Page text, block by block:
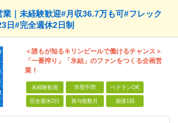
｜未経験歓迎#月収36.7万も可#フレック
日#完全週休2日制
＜誰もが知るキリンビールで働けるチャンス＞
「一番搾り」「氷結」のファンをつくる企画営
業！
未経験歓迎 学歴不問 ベテランOK
完全週休2日 賞与複数月 面接1回